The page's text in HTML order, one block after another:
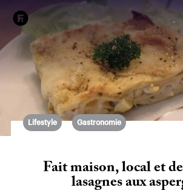
Lifestyle Gastronomie
Fait maison, local et
lasagnes aux